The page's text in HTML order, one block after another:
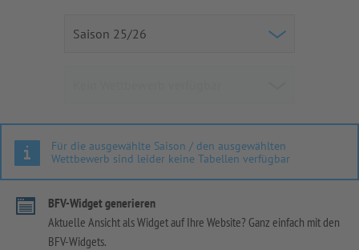
Für die ausgewählte Saison / den ausgewählten
Wettbewerb sind leider keine Tabellen verfügbar
BFV-Widget generieren
Aktuelle Ansicht als Widget auf Ihre Website? Ganz einfach mit den
BFV-Widgets.